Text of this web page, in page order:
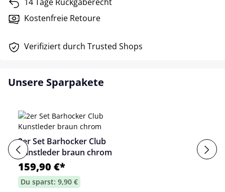
Kostenfreie Retoure
Verifiziert durch Trusted Shops
Unsere Sparpakete
2er Set Barhocker Club
Kunstleder braun chrom
159,90 €*
Du sparst: 9,90 €